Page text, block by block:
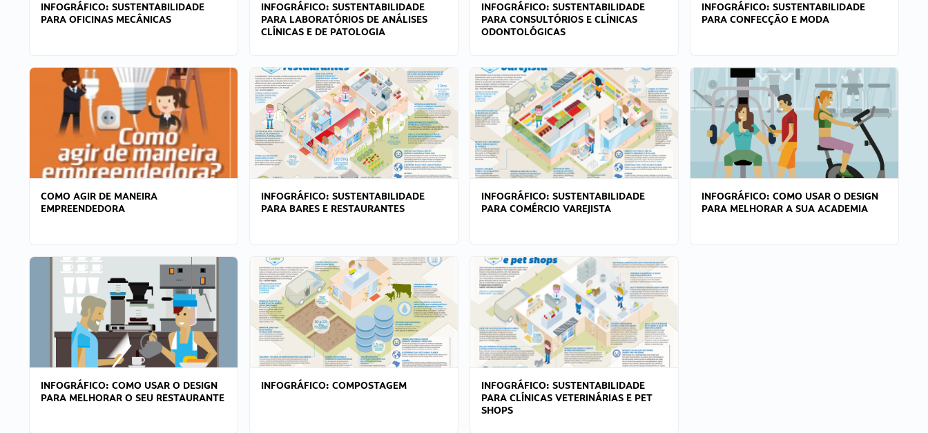
INFOGRÁFICO: SUSTENTABILIDADE
PARA OFICINAS MECÂNICAS
INFOGRÁFICO: SUSTENTABILIDADE
PARA LABORATÓRIOS DE ANÁLISES
CLÍNICAS E DE PATOLOGIA
INFOGRÁFICO: SUSTENTABILIDADE
PARA CONSULTÓRIOS E CLÍNICAS
ODONTOLÓGICAS
INFOGRÁFICO: SUSTENTABILIDADE
PARA CONFECÇÃO E MODA
COMO AGIR DE MANEIRA
EMPREENDEDORA
INFOGRÁFICO: SUSTENTABILIDADE
PARA BARES E RESTAURANTES
INFOGRÁFICO: SUSTENTABILIDADE
PARA COMÉRCIO VAREJISTA
INFOGRÁFICO: COMO USAR O DESIGN
PARA MELHORAR A SUA ACADEMIA
INFOGRÁFICO: COMO USAR O DESIGN
PARA MELHORAR O SEU RESTAURANTE
INFOGRÁFICO: COMPOSTAGEM
INFOGRÁFICO: SUSTENTABILIDADE
PARA CLÍNICAS VETERINÁRIAS E PET
SHOPS